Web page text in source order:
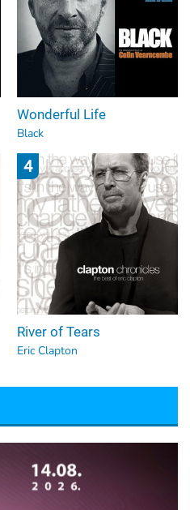
Wonderful Life
Black
4
River of Tears
Eric Clapton